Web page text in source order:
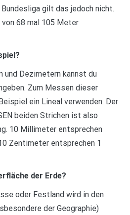
gilt das jedoch nicht.
68 mal 105 Meter
Dezimetern kannst du
Zum Messen dieser
ein Lineal verwenden. Der
beiden Strichen ist also
10 Millimeter entsprechen
Zentimeter entsprechen 1
der Erde?
oder Festland wird in den
der Geographie)